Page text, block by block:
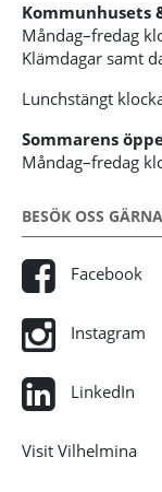
Kommunhusets
Måndag–fredag
Klämdagar samt
Lunchstängt
Sommarens
Måndag–fredag
BESÖK OSS
Facebook
Instagram
LinkedIn
Visit Vilhelmina